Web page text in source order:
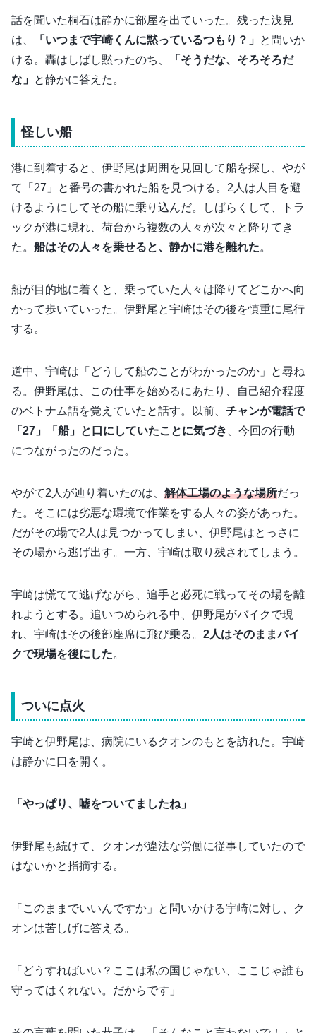
話を聞いた桐石は静かに部屋を出ていった。残った浅見
は、
「いつまで宇崎くんに黙っているつもり？」 と問いか
ける。轟はしばし黙ったのち、
「そうだな、そろそろだ
な」 と静かに答えた。
怪しい船
港に到着すると、伊野尾は周囲を見回して船を探し、やが
て「27」と番号の書かれた船を見つける。2人は人目を避
けるようにしてその船に乗り込んだ。しばらくして、トラ
ックが港に現れ、荷台から複数の人々が次々と降りてき
た。 船はその人々を乗せると、静かに港を離れた。
船が目的地に着くと、乗っていた人々は降りてどこかへ向
かって歩いていった。伊野尾と宇崎はその後を慎重に尾行
する。
道中、宇崎は「どうして船のことがわかったのか」と尋ね
る。伊野尾は、この仕事を始めるにあたり、自己紹介程度
のベトナム語を覚えていたと話す。以前、 チャンが電話で
「27」「船」と口にしていたことに気づき
、今回の行動
につながったのだった。
やがて2人が辿り着いたのは、 解体工場のような場所だっ
た。そこには劣悪な環境で作業をする人々の姿があった。
だがその場で2人は見つかってしまい、伊野尾はとっさに
その場から逃げ出す。一方、宇崎は取り残されてしまう。
宇崎は慌てて逃げながら、追手と必死に戦ってその場を離
れようとする。追いつめられる中、伊野尾がバイクで現
れ、宇崎はその後部座席に飛び乗る。 2人はそのままバイ
クで現場を後にした。
ついに点火
宇崎と伊野尾は、病院にいるクオンのもとを訪れた。宇崎
は静かに口を開く。
「やっぱり、嘘をついてましたね」
伊野尾も続けて、クオンが違法な労働に従事していたので
はないかと指摘する。
「このままでいいんですか」と問いかける宇崎に対し、ク
オンは苦しげに答える。
「どうすればいい？ここは私の国じゃない、ここじゃ誰も
守ってはくれない。だからです」